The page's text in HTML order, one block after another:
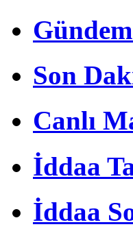
Son
Canlı
İddaa
İddaa